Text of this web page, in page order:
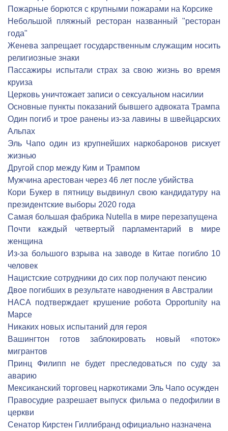
Пожарные борются с крупными пожарами на Корсике
Небольшой пляжный ресторан названный "ресторан
года"
Женева запрещает государственным служащим носить
религиозные знаки
Пассажиры испытали страх за свою жизнь во время
круиза
Церковь уничтожает записи о сексуальном насилии
Основные пункты показаний бывшего адвоката Трампа
Один погиб и трое ранены из-за лавины в швейцарских
Альпах
Эль Чапо один из крупнейших наркобаронов рискует
жизнью
Другой спор между Ким и Трампом
Мужчина арестован через 46 лет после убийства
Кори Букер в пятницу выдвинул свою кандидатуру на
президентские выборы 2020 года
Самая большая фабрика Nutella в мире перезапущена
Почти каждый четвертый парламентарий в мире
женщина
Из-за большого взрыва на заводе в Китае погибло 10
человек
Нацистские сотрудники до сих пор получают пенсию
Двое погибших в результате наводнения в Австралии
НАСА подтверждает крушение робота Opportunity на
Марсе
Никаких новых испытаний для героя
Вашингтон готов заблокировать новый «поток»
мигрантов
Принц Филипп не будет преследоваться по суду за
аварию
Мексиканский торговец наркотиками Эль Чапо осужден
Правосудие разрешает выпуск фильма о педофилии в
церкви
Сенатор Кирстен Гиллибранд официально назначена